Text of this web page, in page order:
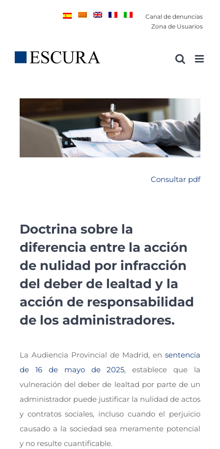
Canal de denuncias
Zona de Usuarios
Consultar pdf
Doctrina sobre la
diferencia entre la acción
de nulidad por infracción
del deber de lealtad y la
acción de responsabilidad
de los administradores.
La Audiencia Provincial de Madrid, ensentencia
de 16 de mayo de 2025, establece que la
vulneración del deber de lealtad por parte de un
administrador puede justificar la nulidad de actos
y contratos sociales, incluso cuando el perjuicio
causado a la sociedad sea meramente potencial
y no resulte cuantificable.